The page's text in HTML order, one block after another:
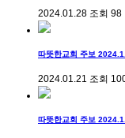
2024.01.28 조회 98
따뜻한교회 주보
2024.01.21 조회
따뜻한교회 주보